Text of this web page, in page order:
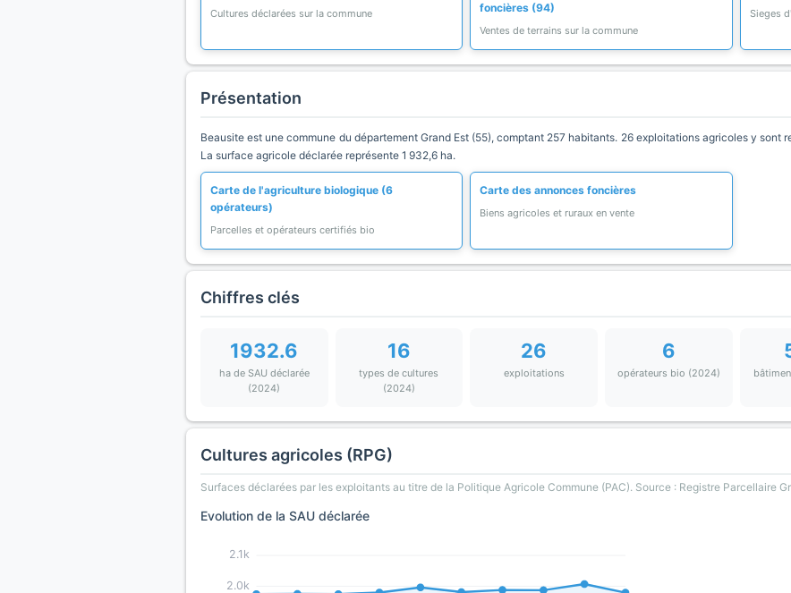
Cultures déclarées sur la commune
foncières (94)
Ventes de terrains sur la commune
Sieges
Présentation
Beausite est une commune du département Grand Est (55), comptant 257 habitants. 26 exploitations agricoles y sont
La surface agricole déclarée représente 1 932,6 ha.
Carte de l'agriculture biologique (6
opérateurs)
Parcelles et opérateurs certifiés bio
Carte des annonces foncières
Biens agricoles et ruraux en vente
Chiffres clés
1932.6
ha de SAU déclarée
(2024)
16
types de cultures
(2024)
26
exploitations
6
opérateurs bio (2024)
Cultures agricoles (RPG)
Surfaces déclarées par les exploitants au titre de la Politique Agricole Commune (PAC). Source : Registre Parcellaire
Evolution de la SAU déclarée
2.0k
2.1k